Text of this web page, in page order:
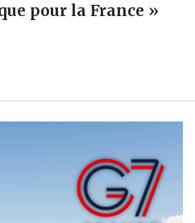
pour la France »